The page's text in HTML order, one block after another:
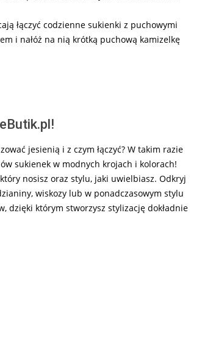
łączyć codzienne sukienki z puchowymi
i nałóż na nią krótką puchową kamizelkę
jesienią i z czym łączyć? W takim razie
sukienek w modnych krojach i kolorach!
nosisz oraz stylu, jaki uwielbiasz. Odkryj
wiskozy lub w ponadczasowym stylu
dzięki którym stworzysz stylizację dokładnie